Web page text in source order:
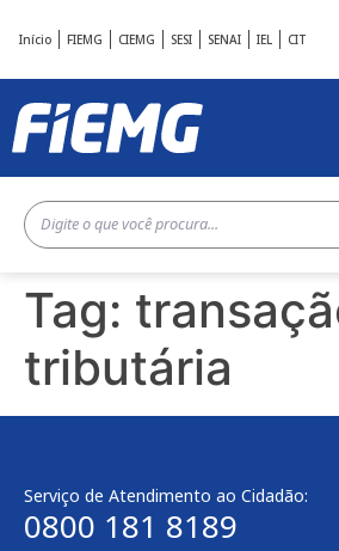
Início FIEMG CIEMG SESI SENAI IEL CIT
Tag:
tributária
Serviço de Atendimento ao Cidadão:
0800 181 8189